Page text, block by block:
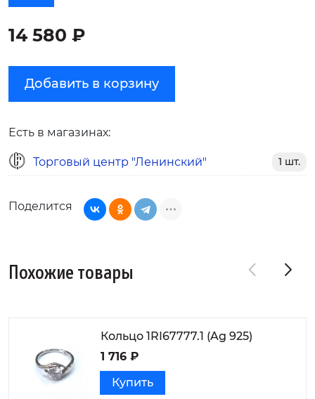
14 580 ₽
Добавить в корзину
Есть в магазинах:
Торговый центр "Ленинский" 1 шт.
Поделится
Похожие товары
Кольцо 1RI67777.1 (Ag 925)
1 716 ₽
Купить